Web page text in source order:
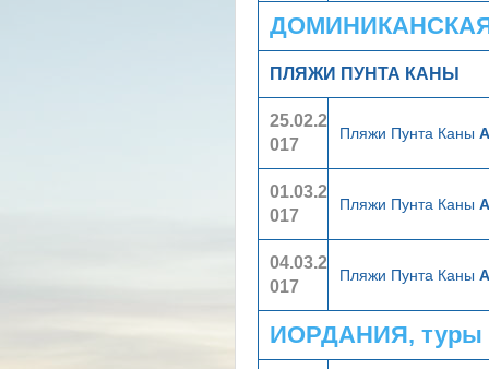
ДОМИНИКАНСКАЯ
ПЛЯЖИ ПУНТА КАНЫ
25.02.2
017
Пляжи Пунта Каны
01.03.2
017
Пляжи Пунта Каны
04.03.2
017
Пляжи Пунта Каны
ИОРДАНИЯ, туры